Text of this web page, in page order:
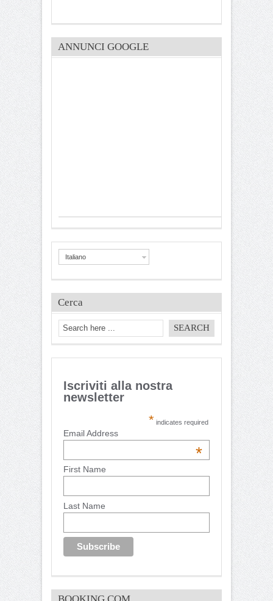
ANNUNCI GOOGLE
Italiano
Cerca
Iscriviti alla nostra
newsletter
* indicates required
Email Address
*
First Name
Last Name